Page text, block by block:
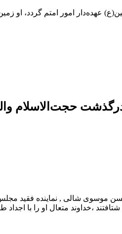
عهده‌دار امور امتم گردد، او
درگذشت حجت‌الاسلام
موسوی شالی , نماینده فقید
،خداوند متعال او را با